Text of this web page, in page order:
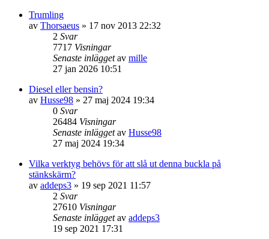
Trumling
av Thorsaeus » 17 nov 2013 22:32
2 Svar
7717 Visningar
Senaste inläggetav mille
27 jan 2026 10:51
Diesel eller bensin?
av Husse98 » 27 maj 2024 19:34
0 Svar
26484 Visningar
Senaste inläggetav Husse98
27 maj 2024 19:34
Vilka verktyg behövs för att slå ut denna buckla på
stänkskärm?
av addeps3 » 19 sep 2021 11:57
2 Svar
27610 Visningar
Senaste inläggetav addeps3
19 sep 2021 17:31